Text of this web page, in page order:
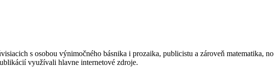
s osobou výnimočného básnika i prozaika, publicistu a zároveň matematika, no
využívali hlavne internetové zdroje.